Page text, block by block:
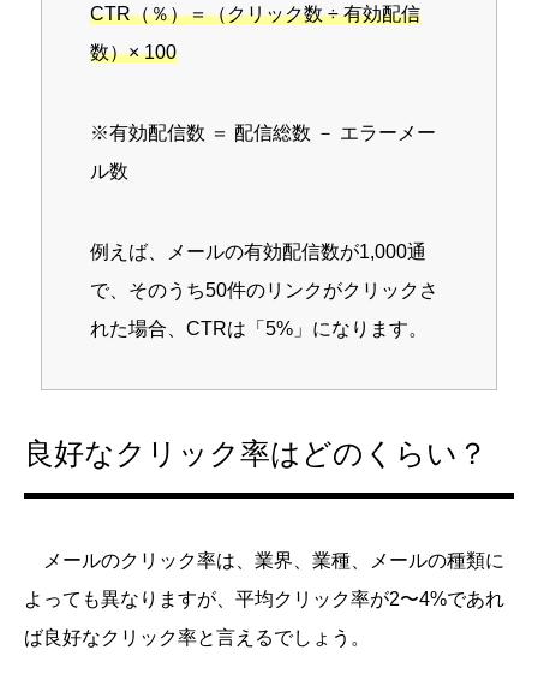
CTR（％）＝（クリック数 ÷ 有効配信
数）× 100
※有効配信数 ＝ 配信総数 － エラーメー
ル数
例えば、メールの有効配信数が1,000通
で、そのうち50件のリンクがクリックさ
れた場合、CTRは「5%」になります。
良好なクリック率はどのくらい？
メールのクリック率は、業界、業種、メールの種類に
よっても異なりますが、平均クリック率が2〜4%であれ
ば良好なクリック率と言えるでしょう。